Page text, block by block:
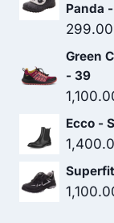
Panda
299.00
Green
- 39
Ecco -